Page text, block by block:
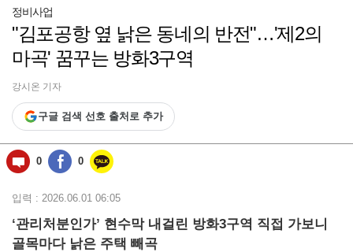
동)
정비사업
"김포공항 옆 낡은 동네의 반전"…'제2의
마곡' 꿈꾸는 방화3구역
강시온 기자
구글 검색 선호 출처로 추가
0 0
입력 : 2026.06.01 06:05
‘관리처분인가’ 현수막 내걸린 방화3구역 직접 가보니
골목마다 낡은 주택 빼곡